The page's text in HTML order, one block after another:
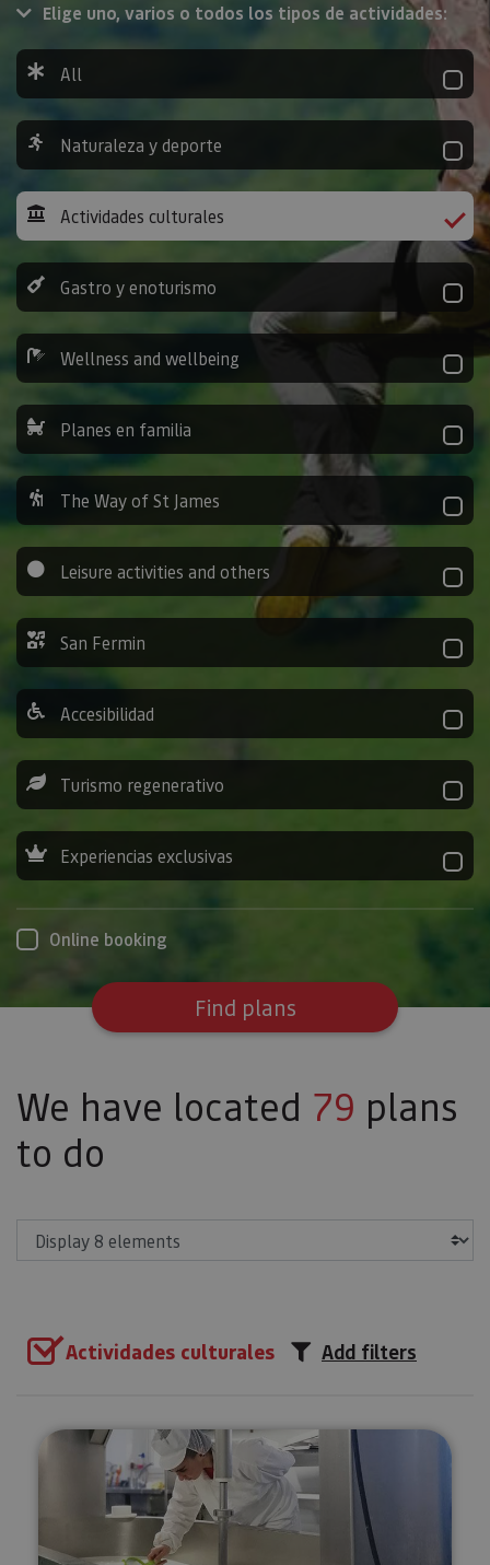
Elige uno, varios o todos los tipos de actividades:
All
Naturaleza y deporte
Actividades culturales
Gastro y enoturismo
Wellness and wellbeing
Planes en familia
The Way of St James
Leisure activities and others
San Fermin
Accesibilidad
Turismo regenerativo
Experiencias exclusivas
Online booking
Find plans
We have located 79 plans
to do
Actividades culturales Add filters
Guided tour Cheesemaker